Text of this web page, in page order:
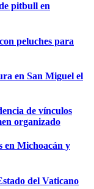
pitbull en
peluches para
en San Miguel el
de vínculos
organizado
en Michoacán y
del Vaticano